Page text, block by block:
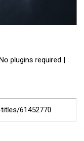
plugins required |
61452770